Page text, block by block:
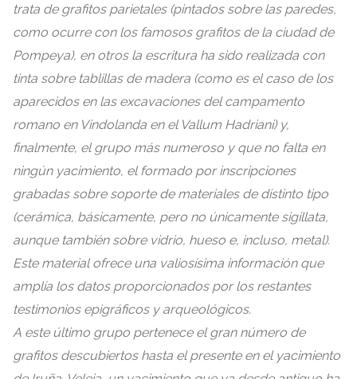
trata de grafitos parietales(pintados sobre las paredes,
como ocurre con los famosos grafitos de la ciudad de
Pompeya), en otros la escritura ha sido realizada con
tinta sobre tablillas de madera(como es el caso de los
aparecidos en las excavaciones del campamento
romano en Vindolanda en el Vallum Hadriani) y,
finalmente, el grupo más numeroso y que no falta en
ningún yacimiento, el formado por inscripciones
grabadas sobre soporte de materiales de distinto tipo
(cerámica, básicamente, pero no únicamente sigillata,
aunque también sobre vidrio, hueso e, incluso, metal).
Este material ofrece una valiosísima información que
amplía los datos proporcionados por los restantes
testimonios epigráficos y arqueológicos.
A este último grupo pertenece el gran número de
grafitos descubiertos hasta el presente en el yacimiento